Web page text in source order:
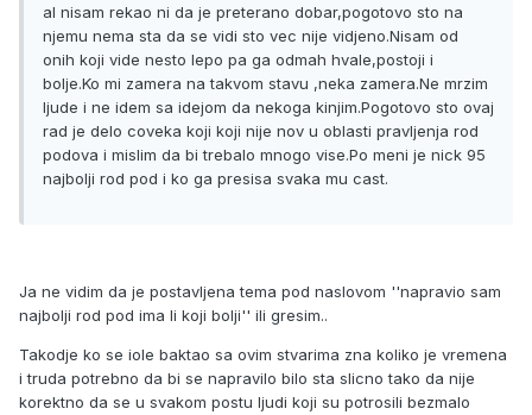
al nisam rekao ni da je preterano dobar,pogotovo sto na
njemu nema sta da se vidi sto vec nije vidjeno.Nisam od
onih koji vide nesto lepo pa ga odmah hvale,postoji i
bolje.Ko mi zamera na takvom stavu ,neka zamera.Ne mrzim
ljude i ne idem sa idejom da nekoga kinjim.Pogotovo sto ovaj
rad je delo coveka koji koji nije nov u oblasti pravljenja rod
podova i mislim da bi trebalo mnogo vise.Po meni je nick 95
najbolji rod pod i ko ga presisa svaka mu cast.
Ja ne vidim da je postavljena tema pod naslovom ''napravio sam
najbolji rod pod ima li koji bolji'' ili gresim..
Takodje ko se iole baktao sa ovim stvarima zna koliko je vremena
i truda potrebno da bi se napravilo bilo sta slicno tako da nije
korektno da se u svakom postu ljudi koji su potrosili bezmalo